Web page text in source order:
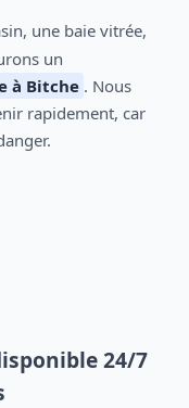
un
à Bitche . Nous
rapidement, car
24/7